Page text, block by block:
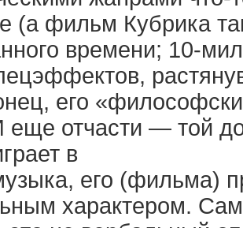
(а фильм Кубрика
времени; 10-
его
еще отчасти — той
в
его (фильма)
характером.